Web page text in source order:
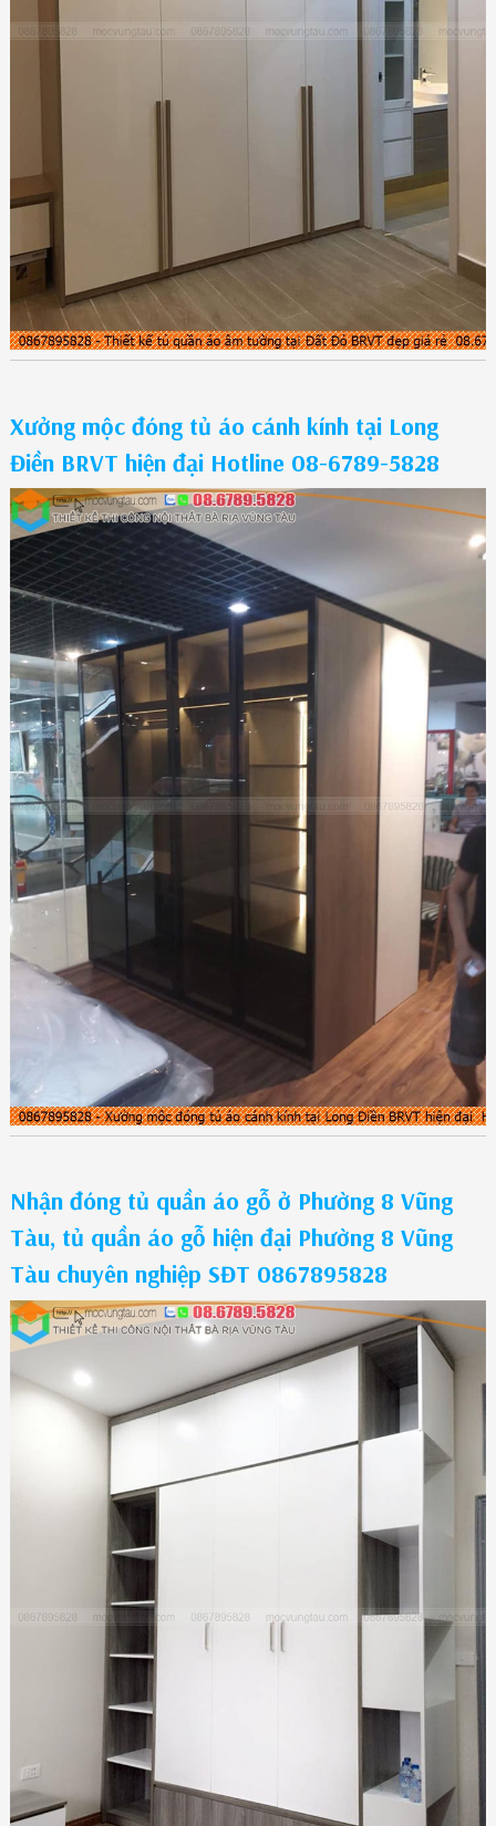
Xưởng mộc đóng tủ áo cánh kính tại Long
Điền BRVT hiện đại Hotline 08-6789-5828
Nhận đóng tủ quần áo gỗ ở Phường 8 Vũng
Tàu, tủ quần áo gỗ hiện đại Phường 8 Vũng
Tàu chuyên nghiệp SĐT 0867895828